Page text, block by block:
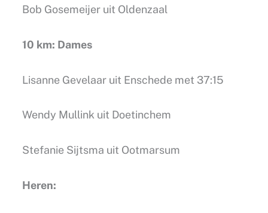
Bob Gosemeijer uit Oldenzaal
10 km: Dames
Lisanne Gevelaar uit Enschede met 37:15
Wendy Mullink uit Doetinchem
Stefanie Sijtsma uit Ootmarsum
Heren: